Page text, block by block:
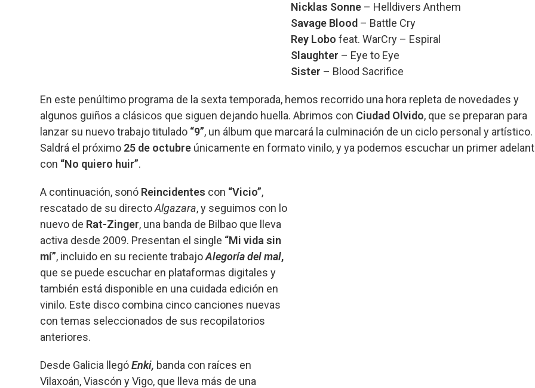
Nicklas Sonne – Helldivers Anthem
Savage Blood – Battle Cry
Rey Lobo feat. WarCry – Espiral
Slaughter – Eye to Eye
Sister – Blood Sacrifice
En este penúltimo programa de la sexta temporada, hemos recorrido una hora repleta de novedades y
algunos guiños a clásicos que siguen dejando huella. Abrimos con Ciudad Olvido, que se preparan para
lanzar su nuevo trabajo titulado “9”, un álbum que marcará la culminación de un ciclo personal y artístico.
Saldrá el próximo 25 de octubre únicamente en formato vinilo, y ya podemos escuchar un primer
con “No quiero huir”.
A continuación, sonó Reincidentes con “Vicio”,
rescatado de su directoAlgazara, y seguimos con lo
nuevo de Rat-Zinger, una banda de Bilbao que lleva
activa desde 2009. Presentan el single “Mi vida sin
mí”, incluido en su reciente trabajoAlegoría del mal,
que se puede escuchar en plataformas digitales y
también está disponible en una cuidada edición en
vinilo. Este disco combina cinco canciones nuevas
con temas seleccionados de sus recopilatorios
anteriores.
Desde Galicia llegóEnki, banda con raíces en
Vilaxoán, Viascón y Vigo, que lleva más de una